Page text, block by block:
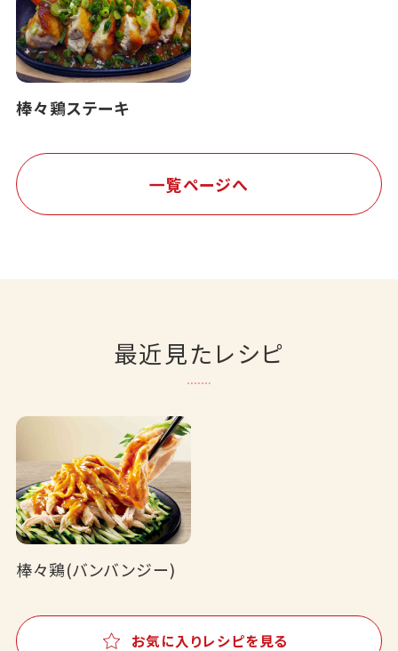
棒々鶏ステーキ
一覧ページへ
最近見たレシピ
棒々鶏(バンバンジー)
お気に入りレシピを見る